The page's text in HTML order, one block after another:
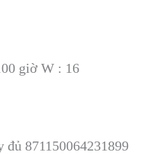
giờ W : 16
đủ 871150064231899